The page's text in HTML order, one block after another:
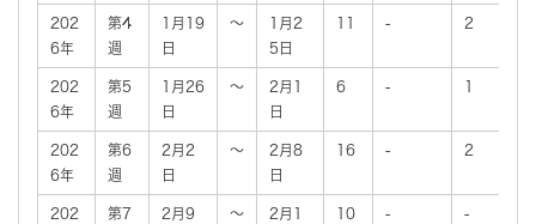
202
6年
第4
週
1月19
日
～
1月2
5日
11 - 2
202
6年
第5
週
1月26
日
～
2月1
日
6 - 1
202
6年
第6
週
2月2
日
～
2月8
日
16 - 2
202
第7
2月9
～
2月1
10 - -